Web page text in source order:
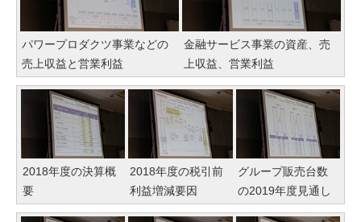
パワープロダクツ事業などの
売上収益と営業利益
金融サービス事業の資産、売
上収益、営業利益
2018年度の決算概
要
2018年度の税引前
利益増減要因
グループ販売台数
の2019年度見通し